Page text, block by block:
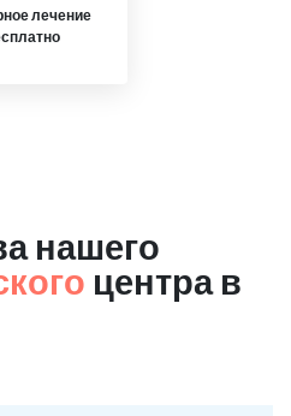
лечение
нашего
центра в